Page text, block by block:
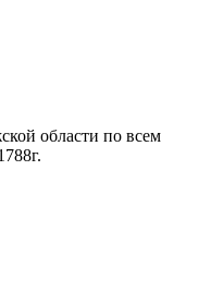
области по всем